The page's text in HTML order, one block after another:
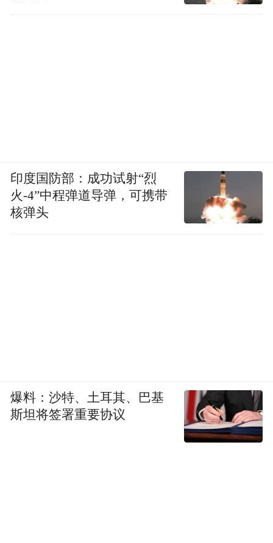
印度国防部：成功试射“烈
火-4”中程弹道导弹，可携带
核弹头
爆料：沙特、土耳其、巴基
斯坦将签署重要协议